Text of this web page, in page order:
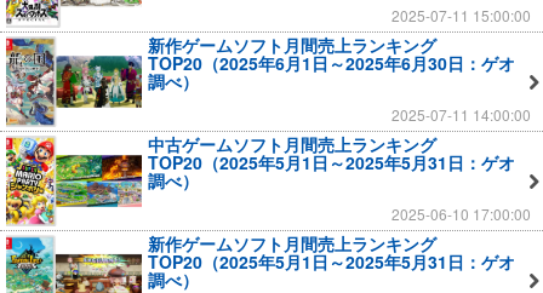
2025-07-11 15:00:00
新作ゲームソフト月間売上ランキング
TOP20（2025年6月1日～2025年6月30日：ゲオ
調べ）
2025-07-11 14:00:00
中古ゲームソフト月間売上ランキング
TOP20（2025年5月1日～2025年5月31日：ゲオ
調べ）
2025-06-10 17:00:00
新作ゲームソフト月間売上ランキング
TOP20（2025年5月1日～2025年5月31日：ゲオ
調べ）